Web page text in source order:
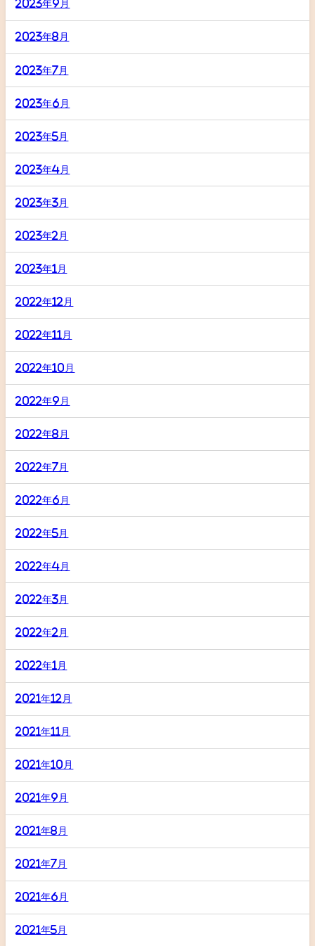
2023年9月
2023年8月
2023年7月
2023年6月
2023年5月
2023年4月
2023年3月
2023年2月
2023年1月
2022年12月
2022年11月
2022年10月
2022年9月
2022年8月
2022年7月
2022年6月
2022年5月
2022年4月
2022年3月
2022年2月
2022年1月
2021年12月
2021年11月
2021年10月
2021年9月
2021年8月
2021年7月
2021年6月
2021年5月